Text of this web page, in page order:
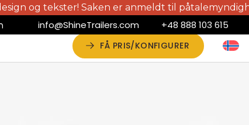
info@ShineTrailers.com +48 888 103 615
FÅ PRIS/KONFIGURER
Saken er anmeldt til påtalemyndigheten.